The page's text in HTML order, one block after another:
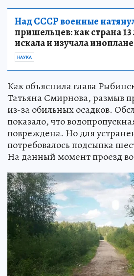
Над СССР военные
пришельцев: как страна 13
искала и изучала
НАУКА
Как объяснила глава
Татьяна Смирнова, размыв
из-за обильных осадков.
показало, что
повреждена. Но для
потребовалось подсыпка
На данный момент проезд